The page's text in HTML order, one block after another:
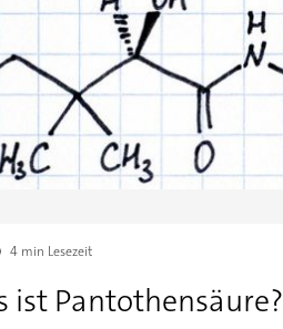
4 min Lesezeit
ist Pantothensäure?